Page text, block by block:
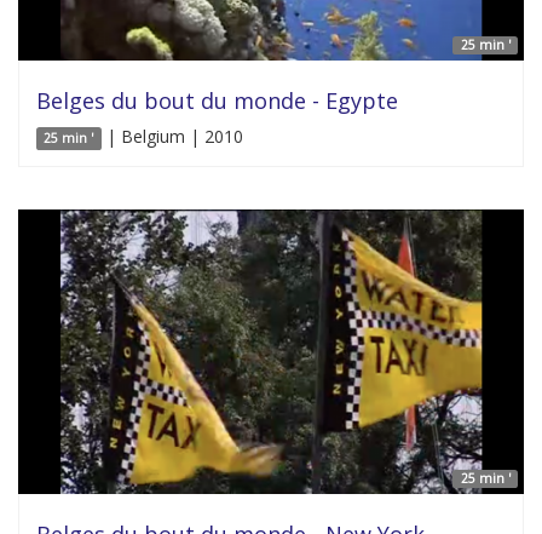
25 min '
Belges du bout du monde - Egypte
25 min ' | Belgium | 2010
25 min '